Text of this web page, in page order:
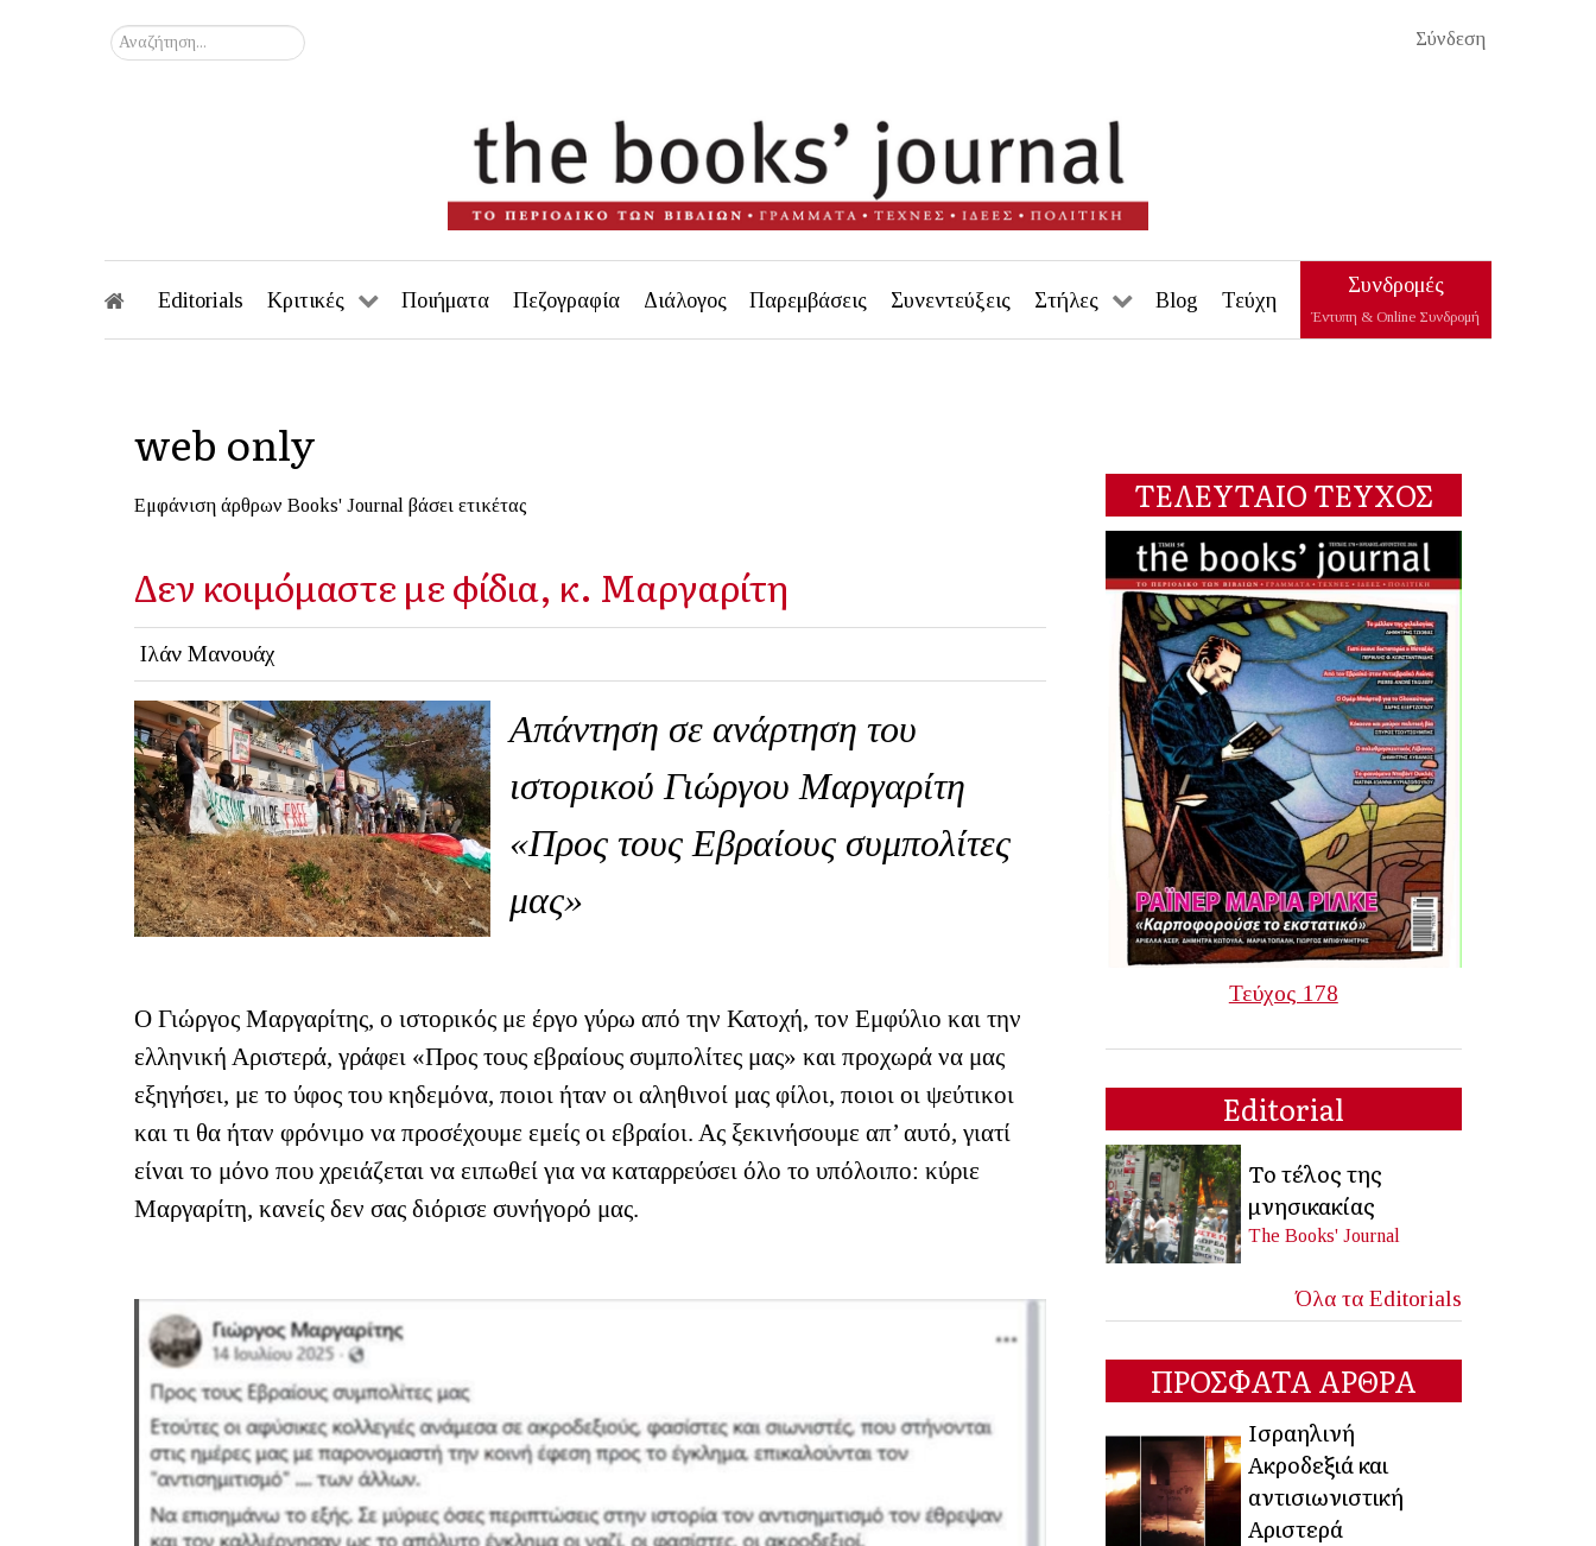
Σύνδεση
Αναζήτηση...
Editorials Κριτικές Ποιήματα Πεζογραφία Διάλογος Παρεμβάσεις Συνεντεύξεις Στήλες Blog Τεύχη
Συνδρομές
Έντυπη & Online Συνδρομή
web only
Εμφάνιση άρθρων Books' Journal βάσει ετικέτας
Δεν κοιμόμαστε με φίδια, κ. Μαργαρίτη
Ιλάν Μανουάχ
Απάντηση σε ανάρτηση του
ιστορικού Γιώργου Μαργαρίτη
«Προς τους Εβραίους συμπολίτες
μας»
Ο Γιώργος Μαργαρίτης, ο ιστορικός με έργο γύρω από την Κατοχή, τον Εμφύλιο και την
ελληνική Αριστερά, γράφει «Προς τους εβραίους συμπολίτες μας» και προχωρά να μας
εξηγήσει, με το ύφος του κηδεμόνα, ποιοι ήταν οι αληθινοί μας φίλοι, ποιοι οι ψεύτικοι
και τι θα ήταν φρόνιμο να προσέχουμε εμείς οι εβραίοι. Ας ξεκινήσουμε απ’ αυτό, γιατί
είναι το μόνο που χρειάζεται να ειπωθεί για να καταρρεύσει όλο το υπόλοιπο: κύριε
Μαργαρίτη, κανείς δεν σας διόρισε συνήγορό μας.
ΤΕΛΕΥΤΑΙΟ ΤΕΥΧΟΣ
Τεύχος 178
Editorial
Το τέλος της
μνησικακίας
The Books' Journal
Όλα τα Editorials
ΠΡΟΣΦΑΤΑ ΑΡΘΡΑ
Ισραηλινή
Ακροδεξιά και
αντισιωνιστική
Αριστερά